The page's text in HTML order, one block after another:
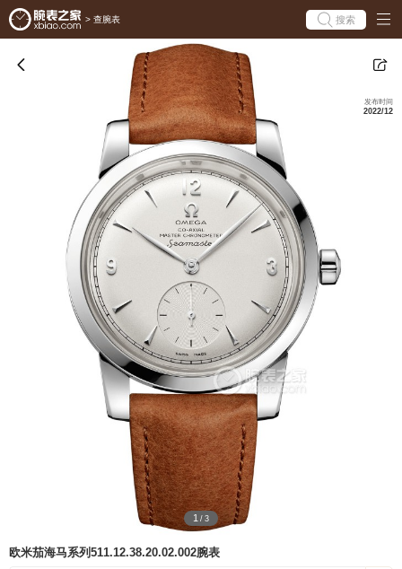
> 查腕表 搜索
1 / 3
发布时间
2022/12
欧米茄海马系列511.12.38.20.02.002腕表